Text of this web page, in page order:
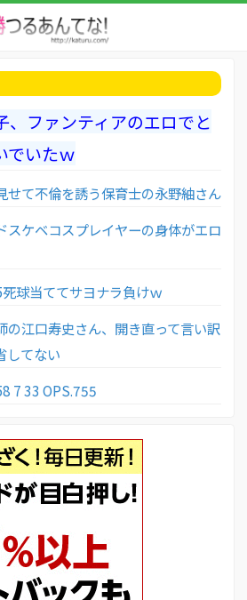
、ファンティアのエロでと
でいたｗ
せて不倫を誘う保育士の永野紬さん
スケベコスプレイヤーの身体がエロ
球当ててサヨナラ負けｗ
の江口寿史さん、開き直って言い訳
してない
7 33 OPS.755